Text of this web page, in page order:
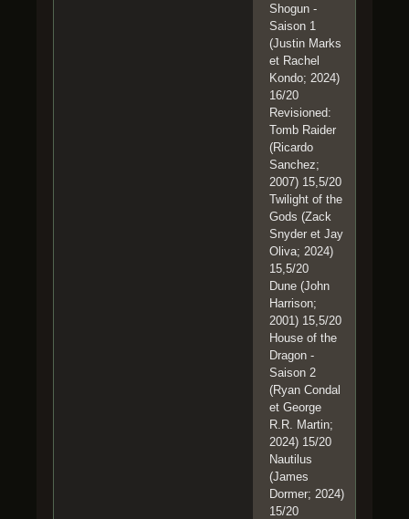
Shogun -
Saison 1
(Justin Marks
et Rachel
Kondo; 2024)
16/20
Revisioned:
Tomb Raider
(Ricardo
Sanchez;
2007) 15,5/20
Twilight of the
Gods (Zack
Snyder et Jay
Oliva; 2024)
15,5/20
Dune (John
Harrison;
2001) 15,5/20
House of the
Dragon -
Saison 2
(Ryan Condal
et George
R.R. Martin;
2024) 15/20
Nautilus
(James
Dormer; 2024)
15/20